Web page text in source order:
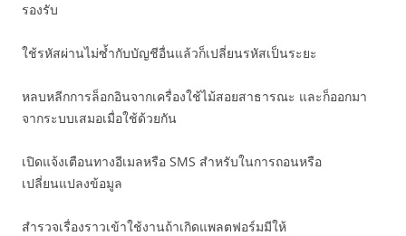
รองรับ
ใช้รหัสผ่านไม่ซ้ำกับบัญชีอื่นแล้วก็เปลี่ยนรหัสเป็นระยะ
หลบหลีกการล็อกอินจากเครื่องใช้ไม้สอยสาธารณะ และก็ออกมา
จากระบบเสมอเมื่อใช้ด้วยกัน
เปิดแจ้งเตือนทางอีเมลหรือ SMS สำหรับในการถอนหรือ
เปลี่ยนแปลงข้อมูล
สำรวจเรื่องราวเข้าใช้งานถ้าเกิดแพลตฟอร์มมีให้